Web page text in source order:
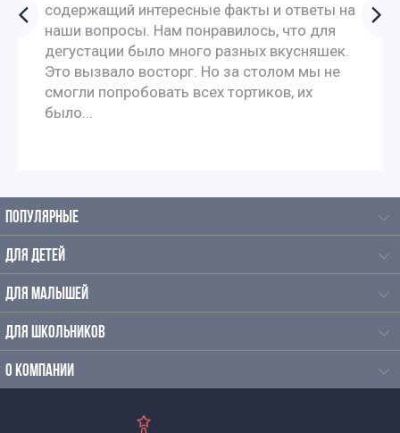
содержащий интересные факты и ответы на
наши вопросы. Нам понравилось, что для
дегустации было много разных вкусняшек.
Это вызвало восторг. Но за столом мы не
смогли попробовать всех тортиков, их
было...
ПОПУЛЯРНЫЕ
ДЛЯ ДЕТЕЙ
ДЛЯ МАЛЫШЕЙ
ДЛЯ ШКОЛЬНИКОВ
О КОМПАНИИ